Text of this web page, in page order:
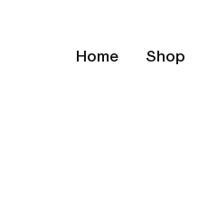
Home
Shop